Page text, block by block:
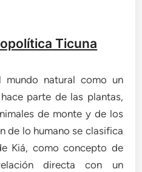
Ticuna
mundo natural como un
parte de las plantas,
de monte y de los
de lo humano se clasifica
Kiá, como concepto de
directa con un